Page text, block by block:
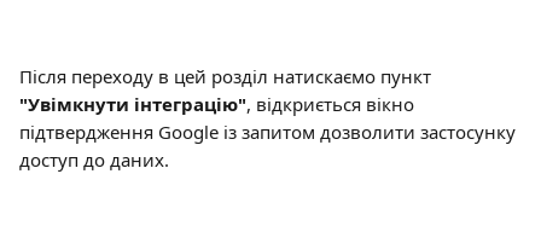
Після переходу в цей розділ натискаємо пункт
"Увімкнути інтеграцію", відкриється вікно
підтвердження Google із запитом дозволити застосунку
доступ до даних.